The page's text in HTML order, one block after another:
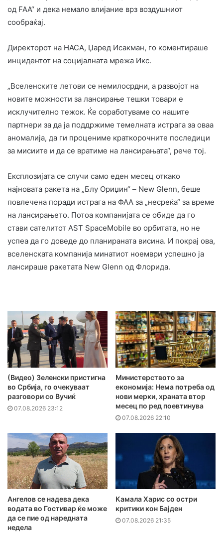
од FAA“ и дека немало влијание врз воздушниот
сообраќај.
Директорот на НАСА, Џаред Исакман, го коментираше
инцидентот на социјалната мрежа Икс.
„Вселенските летови се немилосрдни, а развојот на
новите можности за лансирање тешки товари е
исклучително тежок. Ќе соработуваме со нашите
партнери за да ја поддржиме темелната истрага за оваа
аномалија, да ги процениме краткорочните последици
за мисиите и да се вратиме на лансирањата“, рече тој.
Експлозијата се случи само еден месец откако
најновата ракета на „Блу Ориџин“ – New Glenn, беше
повлечена поради истрага на ФАА за „несреќа“ за време
на лансирањето. Потоа компанијата се обиде да го
стави сателитот AST SpaceMobile во орбитата, но не
успеа да го доведе до планираната висина. И покрај ова,
вселенската компанија минатиот ноември успешно ја
лансираше ракетата New Glenn од Флорида.
(Видео) Зеленски пристигна
во Србија, го очекуваат
разговори со Вучиќ
07.08.2026 23:12
Министерството за
економија: Нема потреба од
нови мерки, храната втор
месец по ред поевтинува
07.08.2026 22:10
Ангелов се надева дека
водата во Гостивар ќе може
да се пие од наредната
недела
Камала Харис со остри
критики кон Бајден
07.08.2026 21:35